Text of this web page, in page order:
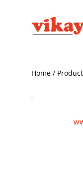
Home /